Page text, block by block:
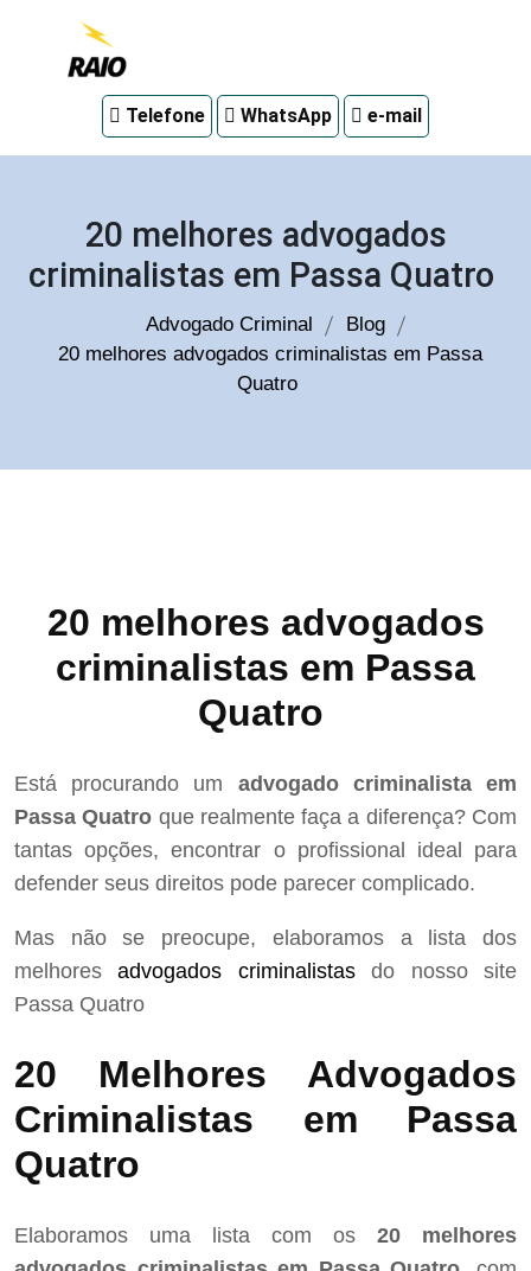
em
Telefone WhatsApp e-mail
20 melhores advogados
criminalistas em Passa Quatro
Advogado Criminal
Blog
20 melhores advogados criminalistas em Passa
Quatro
20 melhores advogados
criminalistas em Passa
Quatro
Está procurando um advogado criminalista em
Passa Quatro que realmente faça a diferença? Com
tantas opções, encontrar o profissional ideal para
defender seus direitos pode parecer complicado.
Mas não se preocupe, elaboramos a lista dos
melhoresadvogados criminalistasdo nosso site
Passa Quatro
20 Melhores Advogados
Criminalistas em Passa
Quatro
Elaboramos uma lista com os 20 melhores